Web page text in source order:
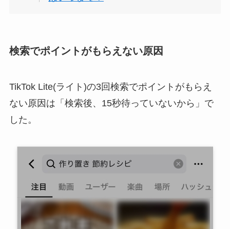
検索でポイントがもらえない原因
TikTok Lite(ライト)の3回検索でポイントがもらえ
ない原因は「検索後、15秒待っていないから」で
した。